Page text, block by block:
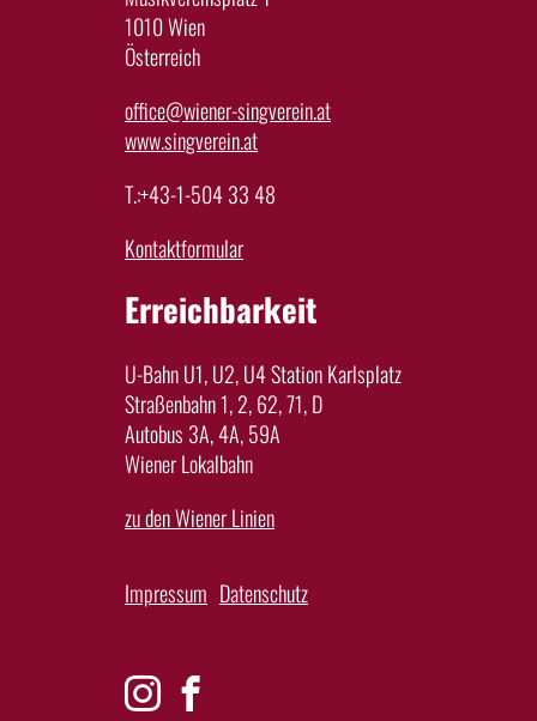
1010 Wien
Österreich
office@wiener-singverein.at
www.singverein.at
T.:+43-1-504 33 48
Kontaktformular
Erreichbarkeit
U-Bahn U1, U2, U4 Station Karlsplatz
Straßenbahn 1, 2, 62, 71, D
Autobus 3A, 4A, 59A
Wiener Lokalbahn
zu den Wiener Linien
Impressum Datenschutz